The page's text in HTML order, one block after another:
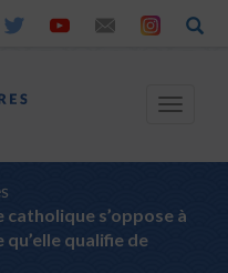
Toggle
catholique s’oppose à
qu’elle qualifie de